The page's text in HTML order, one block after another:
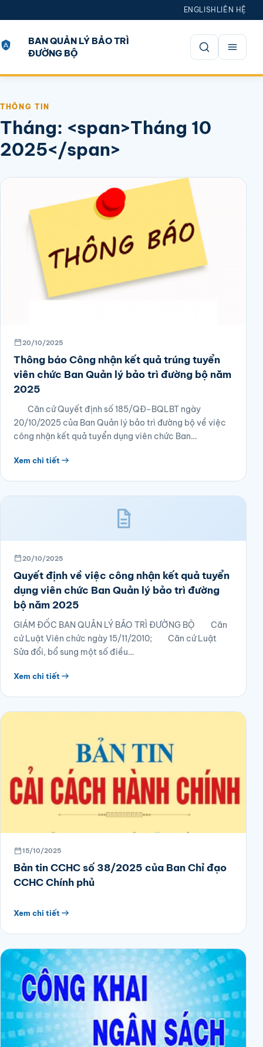
ENGLISH LIÊN HỆ
BAN QUẢN LÝ BẢO TRÌ
ĐƯỜNG BỘ
Mở tìm kiếm
THÔNG TIN
Tháng: <span>Tháng 10
2025</span>
20/10/2025
Thông báo Công nhận kết quả trúng tuyển
viên chức Ban Quản lý bảo trì đường bộ năm
2025
Căn cứ Quyết định số 185/QĐ-BQLBT ngày
20/10/2025 của Ban Quản lý bảo trì đường bộ về việc
công nhận kết quả tuyển dụng viên chức Ban…
Xem chi tiết
20/10/2025
Quyết định về việc công nhận kết quả tuyển
dụng viên chức Ban Quản lý bảo trì đường
bộ năm 2025
GIÁM ĐỐC BAN QUẢN LÝ BẢO TRÌ ĐƯỜNG BỘ Căn
cứ Luật Viên chức ngày 15/11/2010; Căn cứ Luật
Sửa đổi, bổ sung một số điều…
Xem chi tiết
15/10/2025
Bản tin CCHC số 38/2025 của Ban Chỉ đạo
CCHC Chính phủ
Xem chi tiết